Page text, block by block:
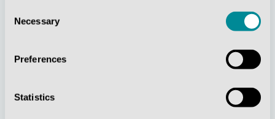
Selection
Necessary
Preferences
Statistics
Innovationskraft
Verantwortung